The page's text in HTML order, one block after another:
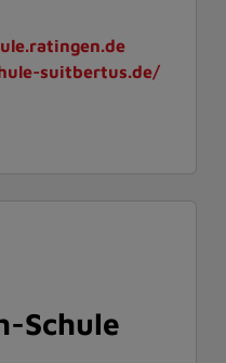
suitbertus.de/
Schule